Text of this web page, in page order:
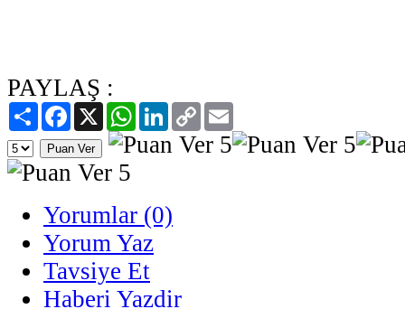
PAYLAŞ :
PaylaşFacebook
X WhatsAppLinkedIn
Copy
Link
Yorumlar (0)
Yorum Yaz
Tavsiye Et
Haberi Yazdir